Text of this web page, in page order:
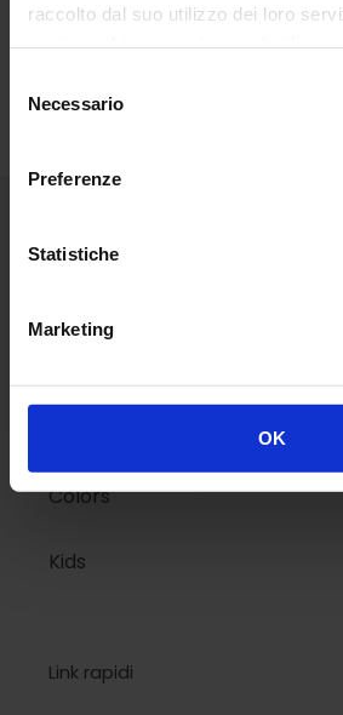
raccolto dal suo utilizzo dei loro
delNecessario
Preferenze
Statistiche
Marketing
OK
RECENSIONI DEI CLIENTI
Menù
Colors
Kids
Link rapidi